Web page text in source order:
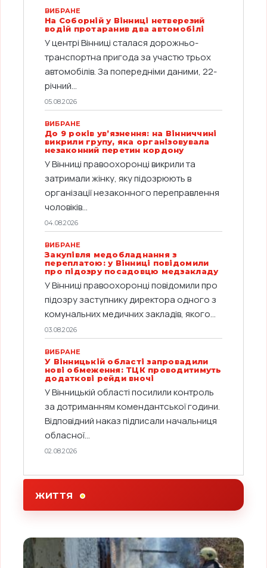
ВИБРАНЕ
На Соборній у Вінниці нетверезий
водій протаранив два автомобілі
У центрі Вінниці сталася дорожньо-
транспортна пригода за участю трьох
автомобілів. За попередніми даними, 22-
річний...
05.08.2026
ВИБРАНЕ
До 9 років ув’язнення: на Вінниччині
викрили групу, яка організовувала
незаконний перетин кордону
У Вінниці правоохоронці викрили та
затримали жінку, яку підозрюють в
організації незаконного переправлення
чоловіків...
04.08.2026
ВИБРАНЕ
Закупівля медобладнання з
переплатою: у Вінниці повідомили
про підозру посадовцю медзакладу
У Вінниці правоохоронці повідомили про
підозру заступнику директора одного з
комунальних медичних закладів, якого...
03.08.2026
ВИБРАНЕ
У Вінницькій області запровадили
нові обмеження: ТЦК проводитимуть
додаткові рейди вночі
У Вінницькій області посилили контроль
за дотриманням комендантської години.
Відповідний наказ підписали начальниця
обласної...
02.08.2026
ЖИТТЯ